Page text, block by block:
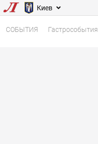
Киев
СОБЫТИЯ Гастрособытия